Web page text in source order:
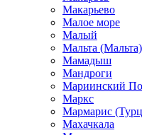
Макарьево
Малое море
Малый
Мальта (Мальта)
Мамадыш
Мандроги
Мариинский
Маркс
Мармарис
Махачкала